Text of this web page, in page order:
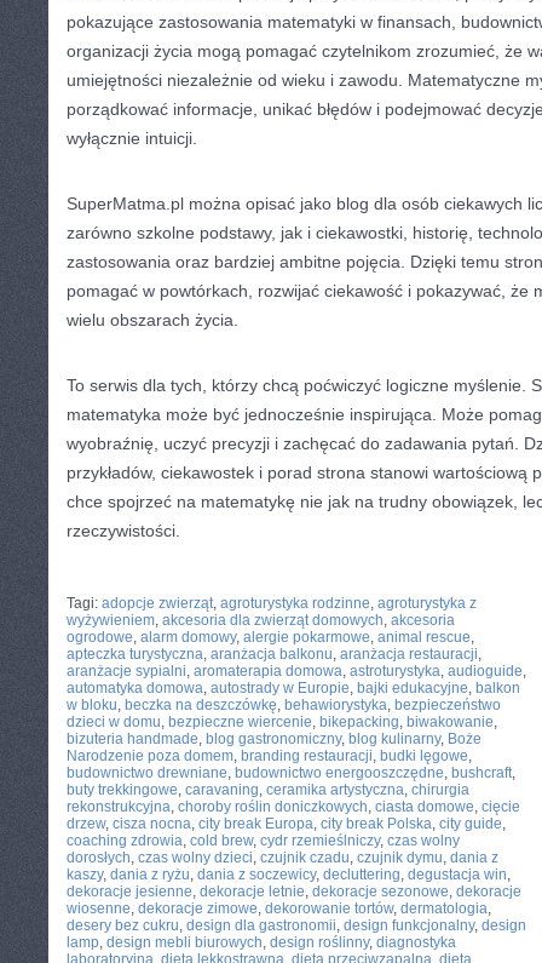
pokazujące zastosowania matematyki w finansach,
organizacji życia mogą pomagać czytelnikom zrozumieć, że
umiejętności niezależnie od wieku i zawodu. Matematyczne
porządkować informacje, unikać błędów i podejmować
wyłącznie intuicji.
SuperMatma.pl można opisać jako blog dla osób ciekawych
zarówno szkolne podstawy, jak i ciekawostki, historię,
zastosowania oraz bardziej ambitne pojęcia. Dzięki temu
pomagać w powtórkach, rozwijać ciekawość i pokazywać, że
wielu obszarach życia.
To serwis dla tych, którzy chcą poćwiczyć logiczne myślenie.
matematyka może być jednocześnie inspirująca. Może
wyobraźnię, uczyć precyzji i zachęcać do zadawania pytań.
przykładów, ciekawostek i porad strona stanowi wartościową
chce spojrzeć na matematykę nie jak na trudny obowiązek,
rzeczywistości.
Tagi: adopcje zwierząt, agroturystyka rodzinne, agroturystyka z
wyżywieniem, akcesoria dla zwierząt domowych, akcesoria
ogrodowe, alarm domowy, alergie pokarmowe, animal rescue,
apteczka turystyczna, aranżacja balkonu, aranżacja restauracji,
aranżacje sypialni, aromaterapia domowa, astroturystyka, audioguide,
automatyka domowa, autostrady w Europie, bajki edukacyjne, balkon
w bloku, beczka na deszczówkę, behawiorystyka, bezpieczeństwo
dzieci w domu, bezpieczne wiercenie, bikepacking, biwakowanie,
bizuteria handmade, blog gastronomiczny, blog kulinarny, Boże
Narodzenie poza domem, branding restauracji, budki lęgowe,
budownictwo drewniane, budownictwo energooszczędne, bushcraft,
buty trekkingowe, caravaning, ceramika artystyczna, chirurgia
rekonstrukcyjna, choroby roślin doniczkowych, ciasta domowe, cięcie
drzew, cisza nocna, city break Europa, city break Polska, city guide,
coaching zdrowia, cold brew, cydr rzemieślniczy, czas wolny
dorosłych, czas wolny dzieci, czujnik czadu, czujnik dymu, dania z
kaszy, dania z ryżu, dania z soczewicy, decluttering, degustacja win,
dekoracje jesienne, dekoracje letnie, dekoracje sezonowe, dekoracje
wiosenne, dekoracje zimowe, dekorowanie tortów, dermatologia,
desery bez cukru, design dla gastronomii, design funkcjonalny, design
lamp, design mebli biurowych, design roślinny, diagnostyka
laboratoryjna, dieta lekkostrawna, dieta przeciwzapalna, dieta